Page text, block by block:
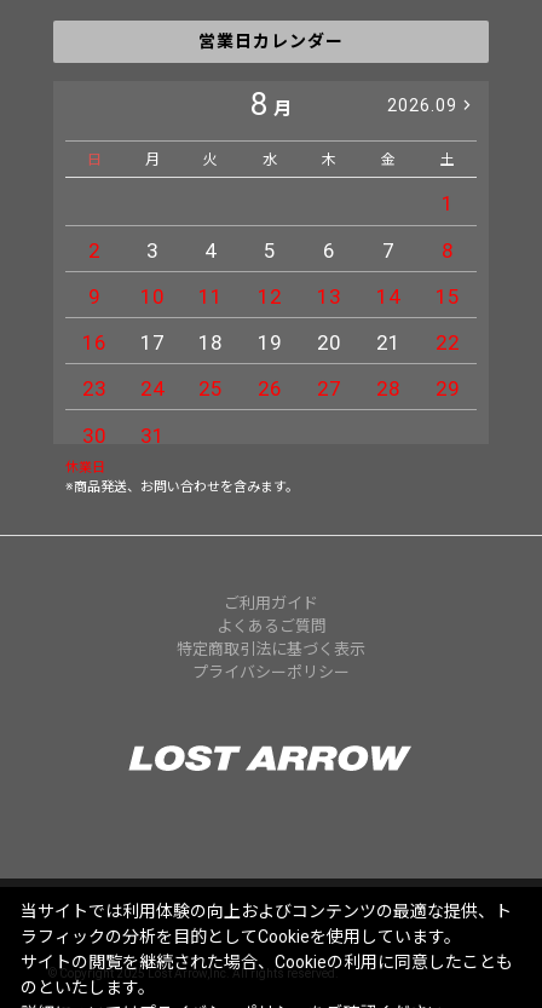
営業日カレンダー
8 月 2026.09
日 月 火 水 木 金 土
1
2
3 4 5 6 7
8
9
10 11 12 13 14
15
16
17 18 19 20 21
22
23
24 25 26 27 28
29
30
31
休業日
※商品発送、お問い合わせを含みます。
ご利用ガイド
よくあるご質問
特定商取引法に基づく表示
プライバシーポリシー
© Copyright 2025 Lost Arrow,Inc. All rights reserved.
当サイトでは利用体験の向上およびコンテンツの最適な提供、ト
ラフィックの分析を目的としてCookieを使用しています。
サイトの閲覧を継続された場合、Cookieの利用に同意したことも
のといたします。